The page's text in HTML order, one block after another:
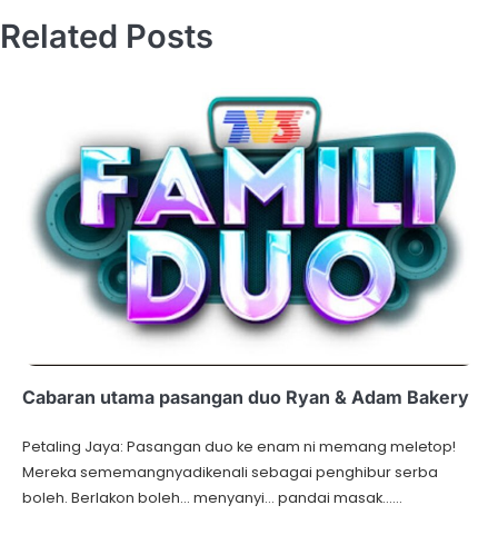
Related Posts
Cabaran utama pasangan duo Ryan & Adam Bakery
Petaling Jaya: Pasangan duo ke enam ni memang meletop!
Mereka sememangnyadikenali sebagai penghibur serba
boleh. Berlakon boleh… menyanyi… pandai masak……